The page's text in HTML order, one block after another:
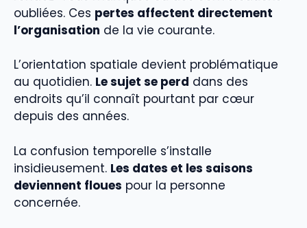
oubliées. Ces pertes affectent directement
l’organisation de la vie courante.
L’orientation spatiale devient problématique
au quotidien. Le sujet se perd dans des
endroits qu’il connaît pourtant par cœur
depuis des années.
La confusion temporelle s’installe
insidieusement. Les dates et les saisons
deviennent floues pour la personne
concernée.